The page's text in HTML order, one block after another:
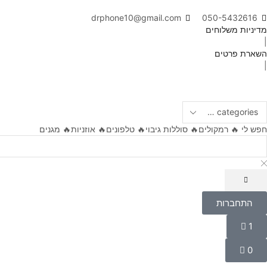
050-5432616
drphone10@gmail.com
מדיניות משלוחים
השארת פרטים
חפש לי 🔥 רמקולים🔥 סוללות גיבוי🔥 טלפונים🔥 אוזניות🔥 מגנים
שם משתמש או כתובת אימייל
התחברות
1
0